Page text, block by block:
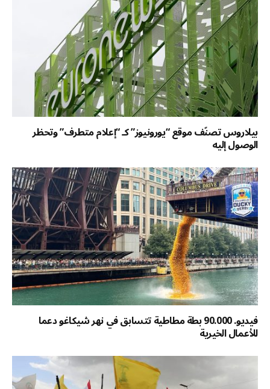
بيلاروس تصنّف موقع “يورونيوز” كـ “إعلام متطرف” وتحظر
الوصول إليه
فيديو. 90.000 بطة مطاطية تتسابق في نهر شيكاغو دعما
للأعمال الخيرية